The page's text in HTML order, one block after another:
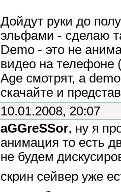
Дойдут руки до
эльфами - сделаю
Demo - это не
видео на телефоне
Age смотрят, а
скачайте и
10.01.2008, 20:07
aGGreSSor, ну я
анимация то есть
не будем
скрин сейвер уже